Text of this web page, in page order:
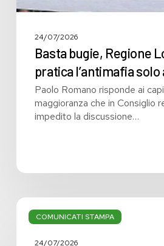
24/07/2026
Basta bugie, Regione
pratica l’antimafia solo
Paolo Romano risponde ai
maggioranza che in Consiglio
impedito la discussione…
COMUNICATI STAMPA
Bilancio:
troppi
grandi24/07/2026